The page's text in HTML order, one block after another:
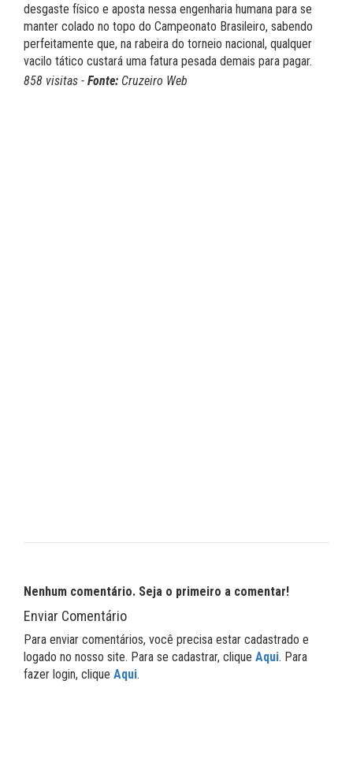
desgaste físico e aposta nessa engenharia humana para se
manter colado no topo do Campeonato Brasileiro, sabendo
perfeitamente que, na rabeira do torneio nacional, qualquer
vacilo tático custará uma fatura pesada demais para pagar.
858 visitas - Fonte: Cruzeiro Web
Nenhum comentário. Seja o primeiro a comentar!
Enviar Comentário
Para enviar comentários, você precisa estar cadastrado e
logado no nosso site. Para se cadastrar, clique Aqui. Para
fazer login, clique Aqui.